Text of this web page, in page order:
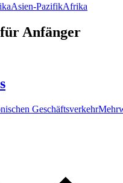
Asien-PazifikAfrika
Anfänger
Geschäftsverkehr